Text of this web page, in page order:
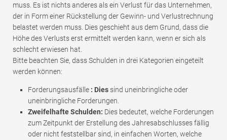
muss. Es ist nichts anderes als ein Verlust für das Unternehmen,
der in Form einer Rückstellung der Gewinn- und Verlustrechnung
belastet werden muss. Dies geschieht aus dem Grund, dass die
Höhe des Verlusts erst ermittelt werden kann, wenn er sich als
schlecht erwiesen hat.
Bitte beachten Sie, dass Schulden in drei Kategorien eingeteilt
werden können:
Forderungsausfälle : Dies sind uneinbringliche oder
uneinbringliche Forderungen.
Zweifelhafte Schulden: Dies bedeutet, welche Forderungen
zum Zeitpunkt der Erstellung des Jahresabschlusses fällig
oder nicht feststellbar sind, in einfachen Worten, welche